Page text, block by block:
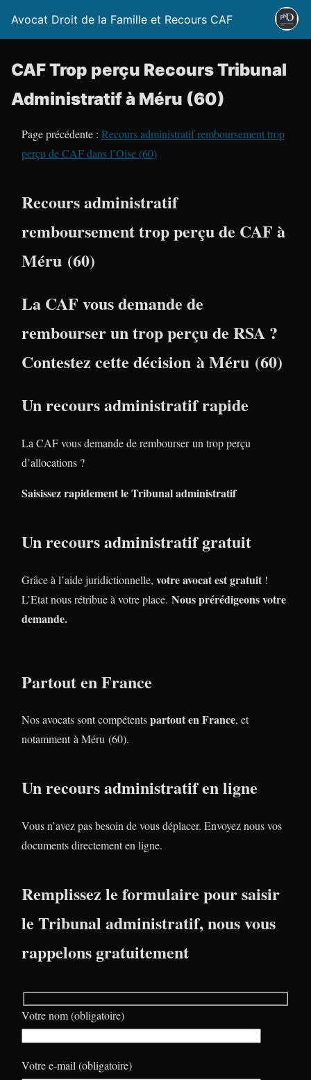
Avocat Droit de la Famille et Recours CAF
CAF Trop perçu Recours Tribunal
Administratif à Méru (60)
Page précédente : Recours administratif remboursement trop
perçu de CAF dans l’Oise (60)
Recours administratif
remboursement trop perçu de CAF à
Méru (60)
La CAF vous demande de
rembourser un trop perçu de RSA ?
Contestez cette décision à Méru (60)
Un recours administratif rapide
La CAF vous demande de rembourser un trop perçu
d’allocations ?
Saisissez rapidement le Tribunal administratif
Un recours administratif gratuit
Grâce à l’aide juridictionnelle, votre avocat est gratuit !
L’Etat nous rétribue à votre place. Nous prérédigeons votre
demande.
Partout en France
Nos avocats sont compétentspartout en France, et
notamment à Méru (60).
Un recours administratif en ligne
Vous n’avez pas besoin de vous déplacer. Envoyez nous vos
documents directement en ligne.
Remplissez le formulaire pour saisir
le Tribunal administratif, nous vous
rappelons gratuitement
Votre nom (obligatoire)
Votre e-mail (obligatoire)